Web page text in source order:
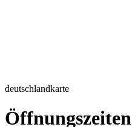
deutschlandkarte
Öffnungszeiten